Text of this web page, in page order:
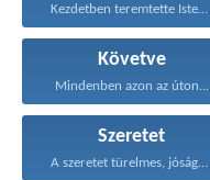
Kezdetben teremtette Isten a...
Követve
Mindenben azon az úton...
Szeretet
A szeretet türelmes, jóságos...